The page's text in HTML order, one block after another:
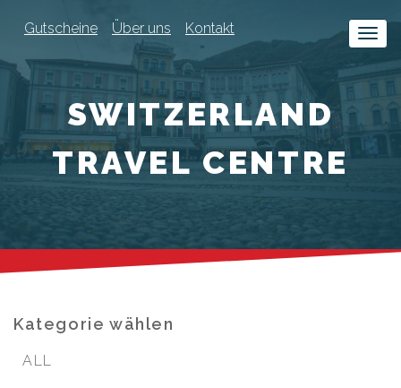
Gutscheine Über uns Kontakt
SWITZERLAND
TRAVEL CENTRE
Kategorie wählen
ALL